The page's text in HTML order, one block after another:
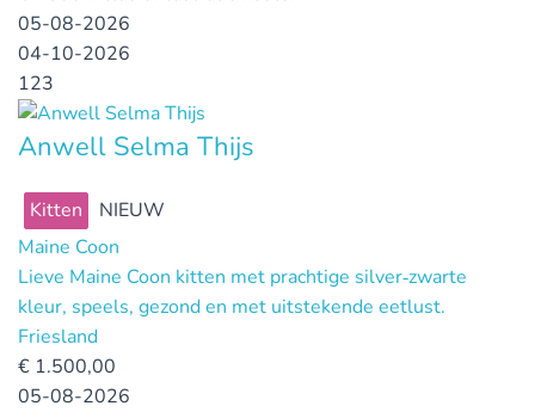
05-08-2026
04-10-2026
123
Anwell Selma Thijs
Kitten
NIEUW
Maine Coon
Lieve Maine Coon kitten met prachtige silver‑zwarte
kleur, speels, gezond en met uitstekende eetlust.
Friesland
€ 1.500,00
05-08-2026